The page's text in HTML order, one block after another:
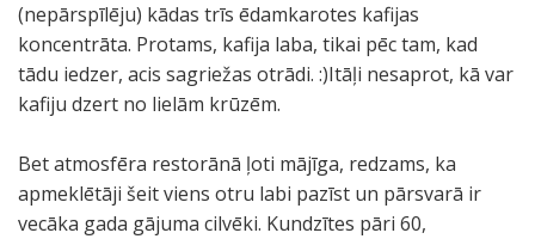
(nepārspīlēju) kādas trīs ēdamkarotes kafijas
koncentrāta. Protams, kafija laba, tikai pēc tam, kad
tādu iedzer, acis sagriežas otrādi. :)Itāļi nesaprot, kā var
kafiju dzert no lielām krūzēm.
Bet atmosfēra restorānā ļoti mājīga, redzams, ka
apmeklētāji šeit viens otru labi pazīst un pārsvarā ir
vecāka gada gājuma cilvēki. Kundzītes pāri 60,